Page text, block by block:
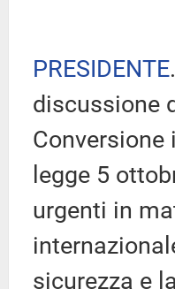
PRESIDENTE
discussione
Conversione
legge 5
urgenti in
sicurezza e